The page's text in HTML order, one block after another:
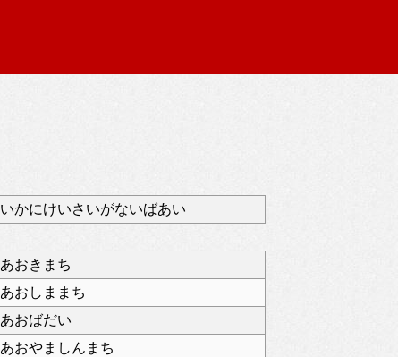
いかにけいさいがないばあい
あおきまち
あおしままち
あおばだい
あおやましんまち